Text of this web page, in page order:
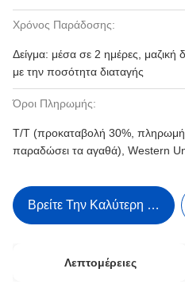
Χρόνος Παράδοσης:
Δείγμα: μέσα σε 2 ημέρες,
με την ποσότητα διαταγής
Όροι Πληρωμής:
T/T (προκαταβολή 30%, πληρωμή
παραδώσει τα αγαθά), Western
Βρείτε Την Καλύτερη Τιμή
Λεπτομέρειες